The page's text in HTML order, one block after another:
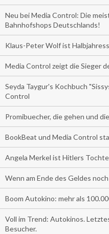
Neu bei Media Control: Die
Bahnhofshops Deutschlands!
Klaus-Peter Wolf ist
Media Control zeigt die Sieger
Seyda Taygur's Kochbuch
Control
Promibuecher, die gehen und
BookBeat und Media Control
Angela Merkel ist Hitlers
Wenn am Ende des Geldes
Boom Autokino: mehr als
Voll im Trend: Autokinos.
Besucher.